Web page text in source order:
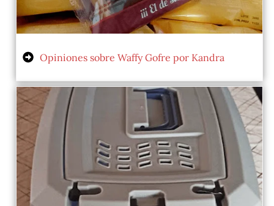
Opiniones sobre Waffy Gofre por Kandra